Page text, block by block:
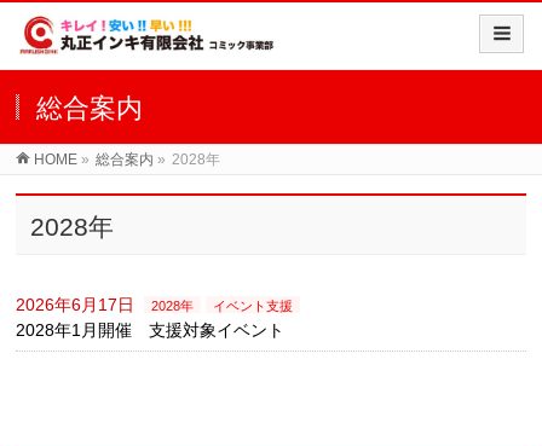
総合案内
HOME » 総合案内 » 2028年
2028年
2026年6月17日 2028年 イベント支援
2028年1月開催 支援対象イベント